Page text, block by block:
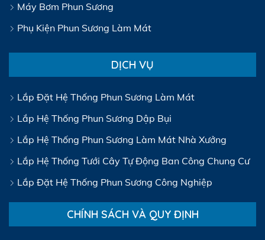
Máy Bơm Phun Sương
Phụ Kiện Phun Sương Làm Mát
DỊCH VỤ
Lắp Đặt Hệ Thống Phun Sương Làm Mát
Lắp Hệ Thống Phun Sương Dập Bụi
Lắp Hệ Thống Phun Sương Làm Mát Nhà Xưởng
Lắp Hệ Thống Tưới Cây Tự Động Ban Công Chung Cư
Lắp Đặt Hệ Thống Phun Sương Công Nghiệp
CHÍNH SÁCH VÀ QUY ĐỊNH